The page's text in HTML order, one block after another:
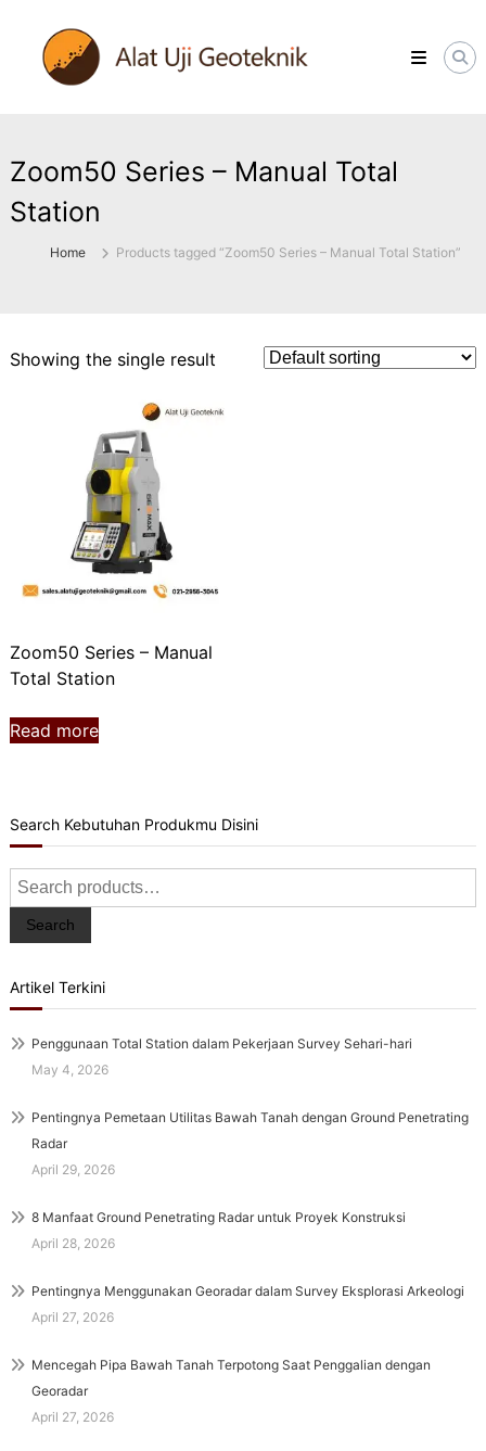
content
ALATUJIGEOTEKNIK.COM
DISTRIBUTOR
INSTRUMENT
Zoom50 Series – Manual Total
Station
Home Products tagged “Zoom50 Series – Manual Total Station”
Showing the single result
Zoom50 Series – Manual
Total Station
Read more
Search Kebutuhan Produkmu Disini
Search
for:
Search
Artikel Terkini
Penggunaan Total Station dalam Pekerjaan Survey Sehari-hari
May 4, 2026
Pentingnya Pemetaan Utilitas Bawah Tanah dengan Ground Penetrating
Radar
April 29, 2026
8 Manfaat Ground Penetrating Radar untuk Proyek Konstruksi
April 28, 2026
Pentingnya Menggunakan Georadar dalam Survey Eksplorasi Arkeologi
April 27, 2026
Mencegah Pipa Bawah Tanah Terpotong Saat Penggalian dengan
Georadar
April 27, 2026